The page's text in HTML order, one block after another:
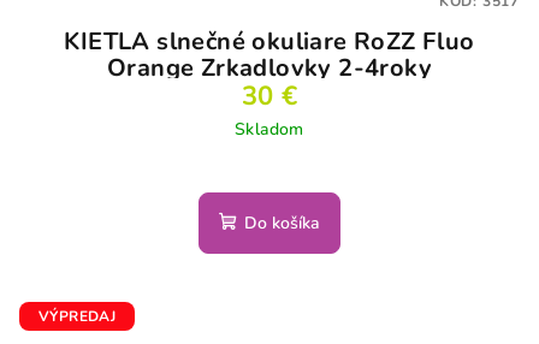
KIETLA slnečné okuliare RoZZ Fluo
Orange Zrkadlovky 2-4roky
30 €
Skladom
Do košíka
VÝPREDAJ